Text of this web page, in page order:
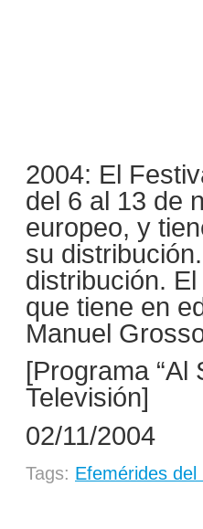
2004: El
del 6 al 13 de
europeo, y
su
distribución.
que tiene en
Manuel
[Programa “Al
Televisión]
02/11/2004
Tags: Efemérides